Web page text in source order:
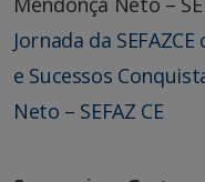
Jornada da
e Sucessos
Neto – SEFAZ CE